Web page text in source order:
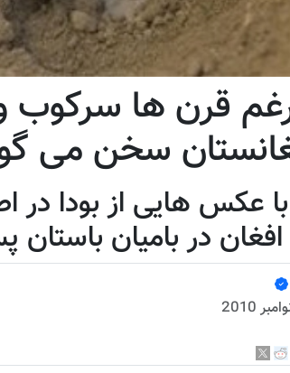
قرن ها سرکوب
سخن می
عکس هایی از بودا
افغان در بامیان